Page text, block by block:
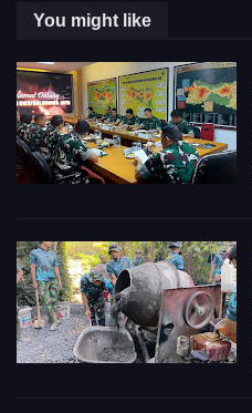
You might like